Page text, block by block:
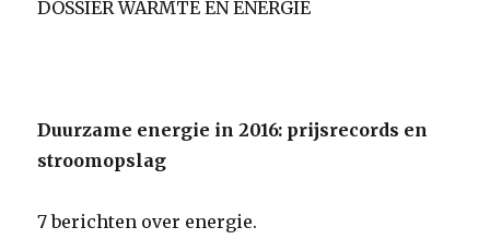
DOSSIER WARMTE EN ENERGIE
Duurzame energie in 2016: prijsrecords en
stroomopslag
7 berichten over energie.